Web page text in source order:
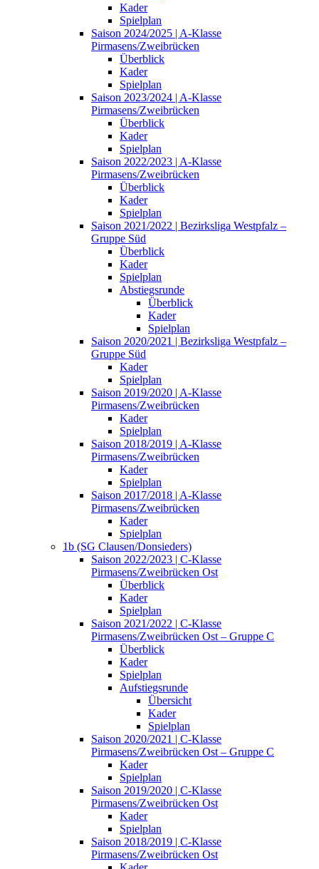
Kader
Spielplan
Saison 2024/2025 | A-Klasse
Pirmasens/Zweibrücken
Überblick
Kader
Spielplan
Saison 2023/2024 | A-Klasse
Pirmasens/Zweibrücken
Überblick
Kader
Spielplan
Saison 2022/2023 | A-Klasse
Pirmasens/Zweibrücken
Überblick
Kader
Spielplan
Saison 2021/2022 | Bezirksliga Westpfalz –
Gruppe Süd
Überblick
Kader
Spielplan
Abstiegsrunde
Überblick
Kader
Spielplan
Saison 2020/2021 | Bezirksliga Westpfalz –
Gruppe Süd
Kader
Spielplan
Saison 2019/2020 | A-Klasse
Pirmasens/Zweibrücken
Kader
Spielplan
Saison 2018/2019 | A-Klasse
Pirmasens/Zweibrücken
Kader
Spielplan
Saison 2017/2018 | A-Klasse
Pirmasens/Zweibrücken
Kader
Spielplan
1b (SG Clausen/Donsieders)
Saison 2022/2023 | C-Klasse
Pirmasens/Zweibrücken Ost
Überblick
Kader
Spielplan
Saison 2021/2022 | C-Klasse
Pirmasens/Zweibrücken Ost – Gruppe C
Überblick
Kader
Spielplan
Aufstiegsrunde
Übersicht
Kader
Spielplan
Saison 2020/2021 | C-Klasse
Pirmasens/Zweibrücken Ost – Gruppe C
Kader
Spielplan
Saison 2019/2020 | C-Klasse
Pirmasens/Zweibrücken Ost
Kader
Spielplan
Saison 2018/2019 | C-Klasse
Pirmasens/Zweibrücken Ost